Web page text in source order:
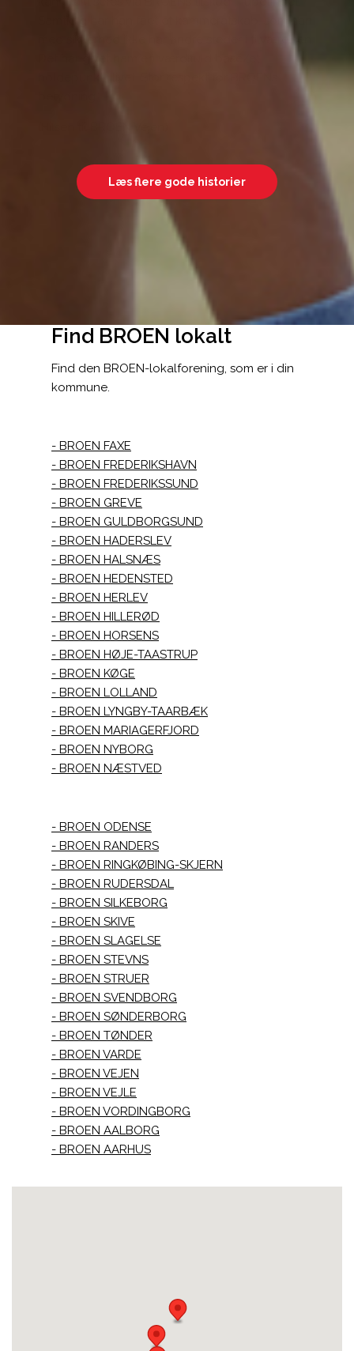
Samtidig har han fået et kammeratskab, som han
med sikkerhed ikke har andre steder i tilværelsen.
Læs flere gode historier
Find BROEN lokalt
Find den BROEN-lokalforening, som er i din
kommune.
BROEN FAXE
BROEN FREDERIKSHAVN
BROEN FREDERIKSSUND
BROEN GREVE
BROEN GULDBORGSUND
BROEN HADERSLEV
BROEN HALSNÆS
BROEN HEDENSTED
BROEN HERLEV
BROEN HILLERØD
BROEN HORSENS
BROEN HØJE-TAASTRUP
BROEN KØGE
BROEN LOLLAND
BROEN LYNGBY-TAARBÆK
BROEN MARIAGERFJORD
BROEN NYBORG
BROEN NÆSTVED
BROEN ODENSE
BROEN RANDERS
BROEN RINGKØBING-SKJERN
BROEN RUDERSDAL
BROEN SILKEBORG
BROEN SKIVE
BROEN SLAGELSE
BROEN STEVNS
BROEN STRUER
BROEN SVENDBORG
BROEN SØNDERBORG
BROEN TØNDER
BROEN VARDE
BROEN VEJEN
BROEN VEJLE
BROEN VORDINGBORG
BROEN AALBORG
BROEN AARHUS